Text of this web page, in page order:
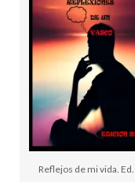
Reflejos de mi vida.